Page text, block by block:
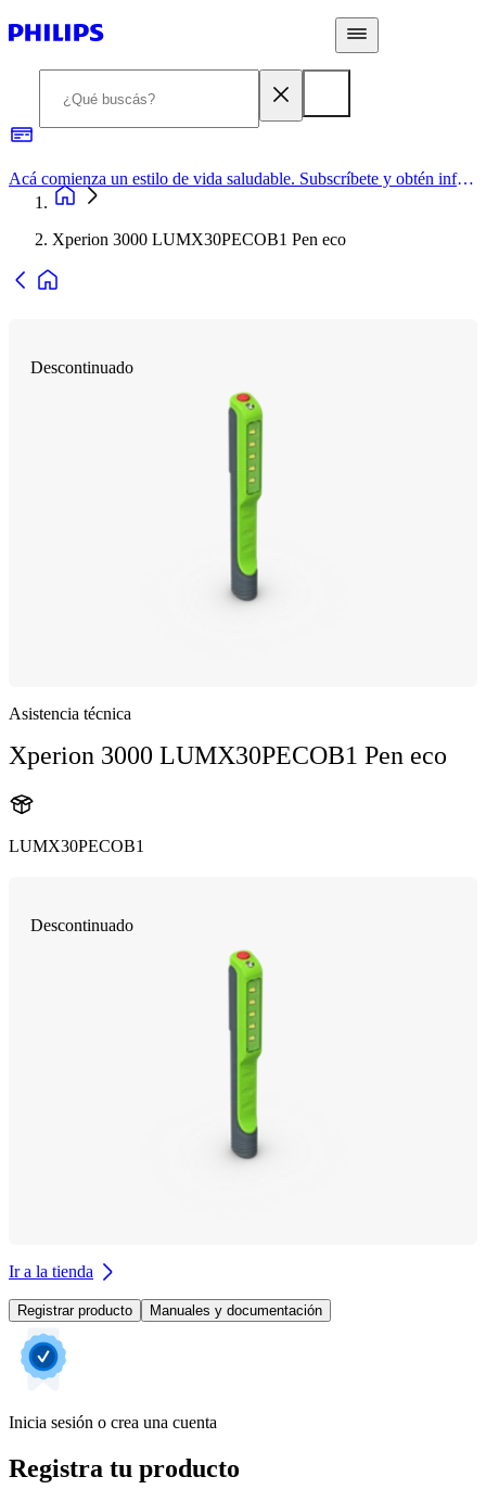
Acá comienza un estilo de vida saludable. Subscríbete y obtén información de primera mano
Xperion 3000 LUMX30PECOB1 Pen eco
Descontinuado
Asistencia técnica
Xperion 3000 LUMX30PECOB1 Pen eco
LUMX30PECOB1
Descontinuado
Ir a la tienda
Registrar producto Manuales y documentación
Inicia sesión o crea una cuenta
Registra tu producto